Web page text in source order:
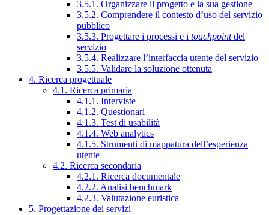
3.5.1. Organizzare il progetto e la sua gestione
3.5.2. Comprendere il contesto d’uso del servizio
pubblico
3.5.3. Progettare i processi e i touchpointdel
servizio
3.5.4. Realizzare l’interfaccia utente del servizio
3.5.5. Validare la soluzione ottenuta
4. Ricerca progettuale
4.1. Ricerca primaria
4.1.1. Interviste
4.1.2. Questionari
4.1.3. Test di usabilità
4.1.4. Web analytics
4.1.5. Strumenti di mappatura dell’esperienza
utente
4.2. Ricerca secondaria
4.2.1. Ricerca documentale
4.2.2. Analisi benchmark
4.2.3. Valutazione euristica
5. Progettazione dei servizi